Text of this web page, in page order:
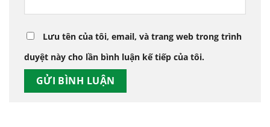
Lưu tên của tôi, email, và trang web trong trình
duyệt này cho lần bình luận kế tiếp của tôi.